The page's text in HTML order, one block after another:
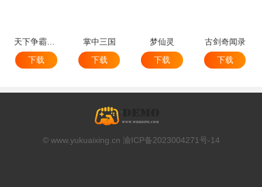
天下争霸三国志
下载
掌中三国
下载
梦仙灵
下载
古剑奇闻录
下载
© www.yukuaixing.cn 渝ICP备2023004271号-14